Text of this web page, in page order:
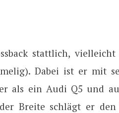
stattlich,
Dabei ist er mit
als ein Audi Q5 und
Breite schlägt er